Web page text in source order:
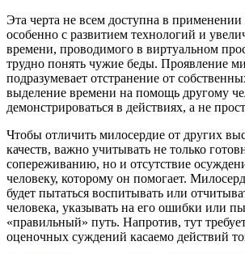
Эта черта не всем доступна в применении
особенно с развитием технологий и
времени, проводимого в виртуальном
трудно понять чужие беды. Проявление
подразумевает отстранение от
выделение времени на помощь другому
демонстрироваться в действиях, а не
Чтобы отличить милосердие от других
качеств, важно учитывать не только
сопереживанию, но и отсутствие
человеку, которому он помогает.
будет пытаться воспитывать или
человека, указывать на его ошибки или
«правильный» путь. Напротив, тут
оценочных суждений касаемо действий